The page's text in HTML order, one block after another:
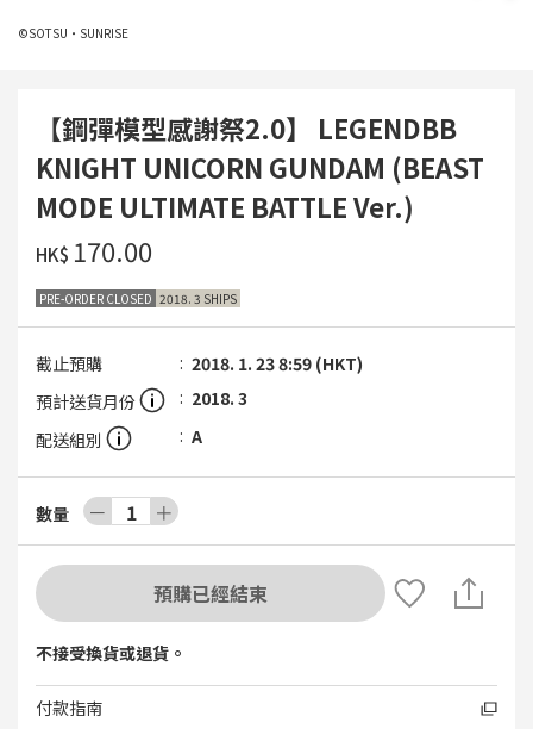
©SOTSU・SUNRISE
【鋼彈模型感謝祭2.0】 LEGENDBB
KNIGHT UNICORN GUNDAM (BEAST
MODE ULTIMATE BATTLE Ver.)
HK$ ‌170.00
PRE-ORDER CLOSED 2018. 3 SHIPS
截止預購
2018. 1. 23 8:59 (HKT)
預計送貨月份
2018. 3
配送組別
A
數量 － 1 ＋
預購已經結束
不接受換貨或退貨。
付款指南